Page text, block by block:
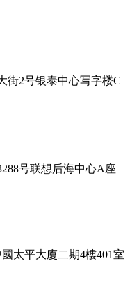
街2号银泰中心写字楼C
号联想后海中心A座
太平大廈二期4樓401室